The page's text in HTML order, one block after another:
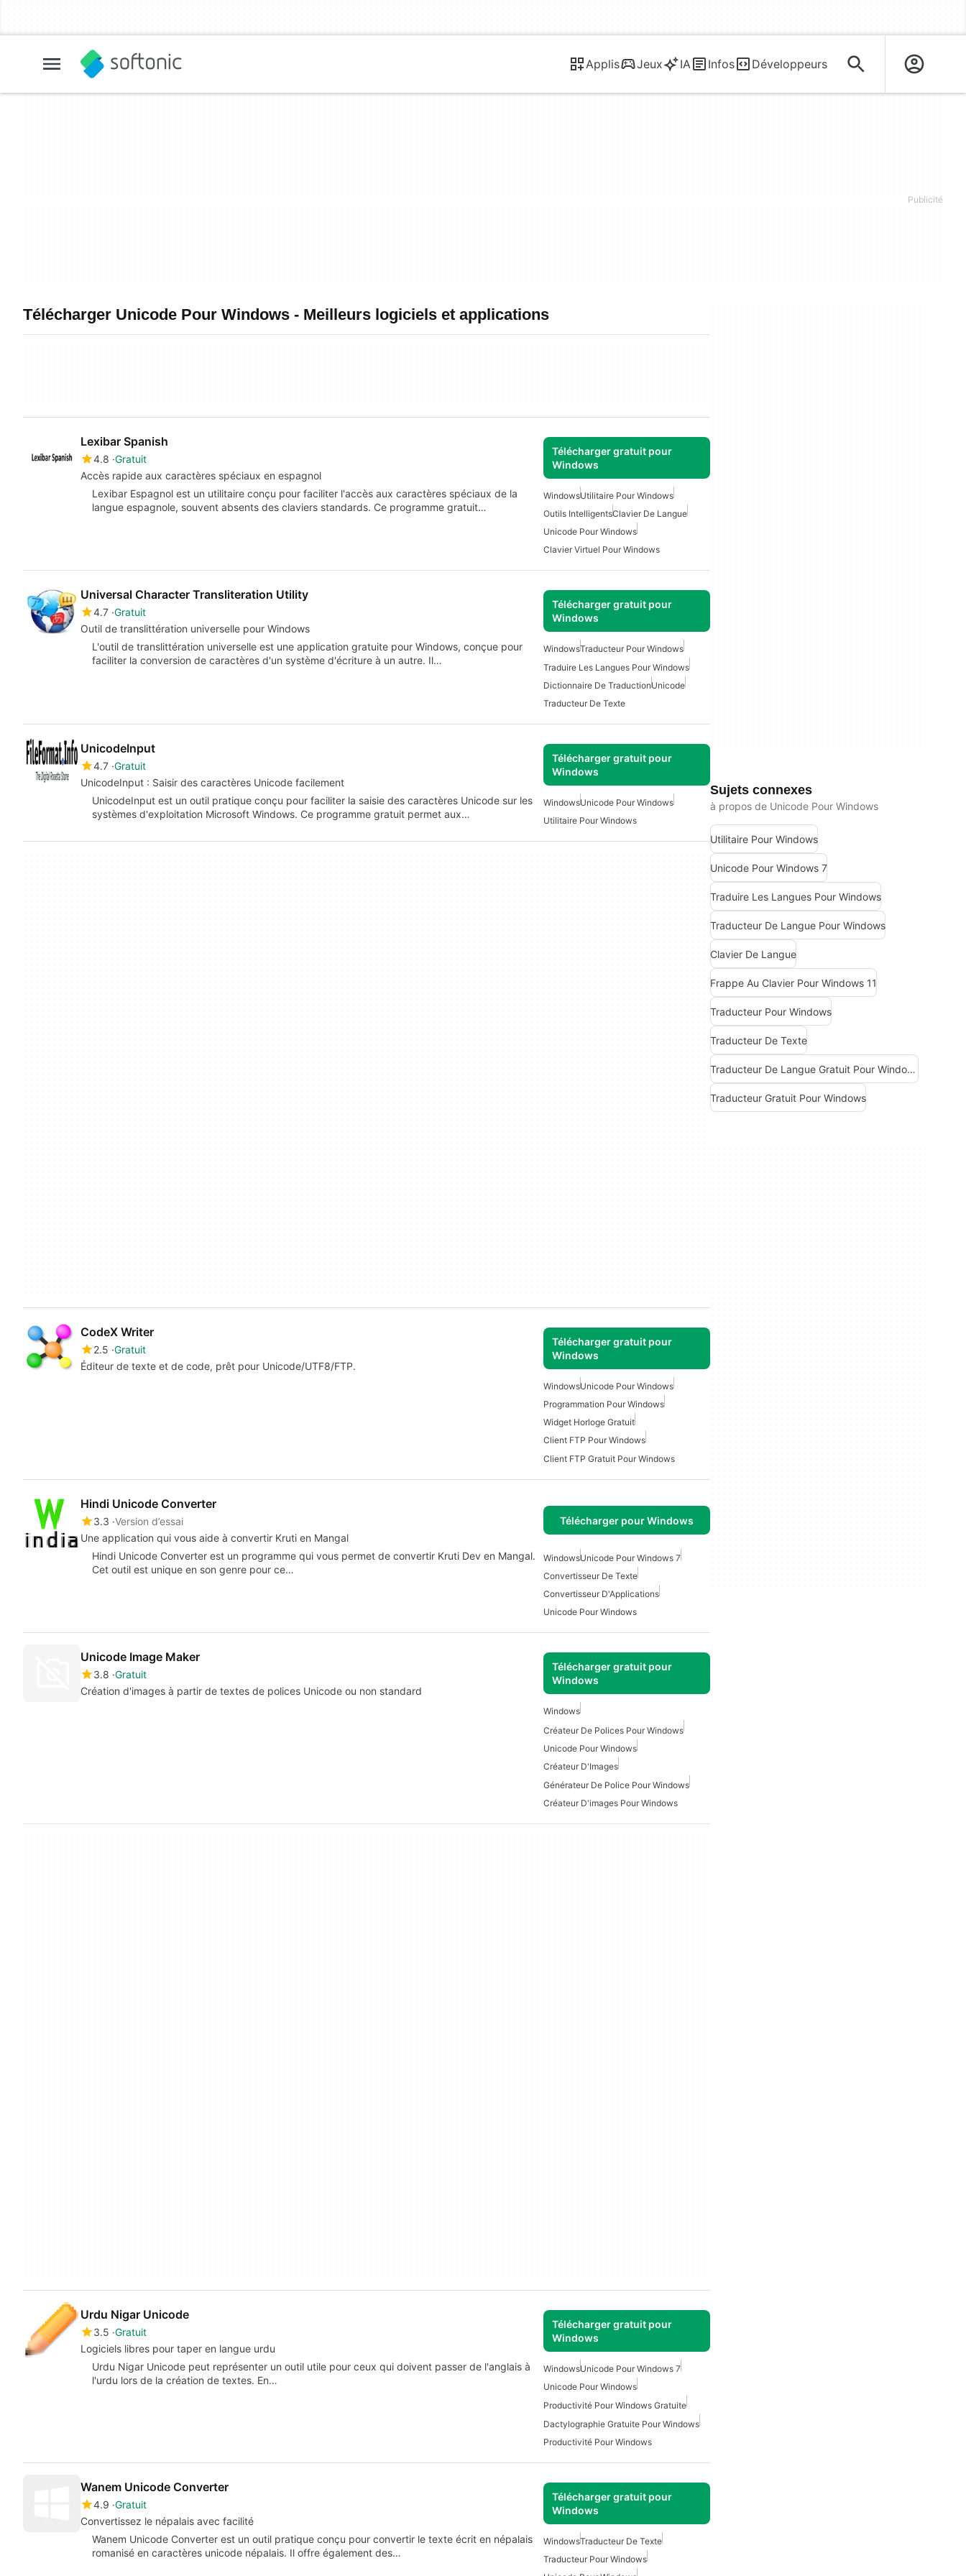
Applis Jeux IA Infos Développeurs
Télécharger Unicode Pour Windows - Meilleurs logiciels et applications
Lexibar Spanish
4.8 Gratuit
Accès rapide aux caractères spéciaux en espagnol
Télécharger gratuit pour
Windows
Lexibar Espagnol est un utilitaire conçu pour faciliter l'accès aux caractères spéciaux de la
langue espagnole, souvent absents des claviers standards. Ce programme gratuit…
WindowsUtilitaire Pour Windows
Outils IntelligentsClavier De Langue
Unicode Pour Windows
Clavier Virtuel Pour Windows
Universal Character Transliteration Utility
4.7 Gratuit
Outil de translittération universelle pour Windows
Télécharger gratuit pour
Windows
L'outil de translittération universelle est une application gratuite pour Windows, conçue pour
faciliter la conversion de caractères d'un système d'écriture à un autre. Il…
WindowsTraducteur Pour Windows
Traduire Les Langues Pour Windows
Dictionnaire De TraductionUnicode
Traducteur De Texte
UnicodeInput
4.7 Gratuit
UnicodeInput : Saisir des caractères Unicode facilement
Télécharger gratuit pour
Windows
UnicodeInput est un outil pratique conçu pour faciliter la saisie des caractères Unicode sur les
systèmes d'exploitation Microsoft Windows. Ce programme gratuit permet aux…
WindowsUnicode Pour Windows
Utilitaire Pour Windows
CodeX Writer
2.5 Gratuit
Éditeur de texte et de code, prêt pour Unicode/UTF8/FTP.
Télécharger gratuit pour
Windows
WindowsUnicode Pour Windows
Programmation Pour Windows
Widget Horloge Gratuit
Client FTP Pour Windows
Client FTP Gratuit Pour Windows
Hindi Unicode Converter
3.3 Version d’essai
Une application qui vous aide à convertir Kruti en Mangal
Télécharger pour Windows
Hindi Unicode Converter est un programme qui vous permet de convertir Kruti Dev en Mangal.
Cet outil est unique en son genre pour ce…
WindowsUnicode Pour Windows 7
Convertisseur De Texte
Convertisseur D'Applications
Unicode Pour Windows
Unicode Image Maker
3.8 Gratuit
Création d'images à partir de textes de polices Unicode ou non standard
Télécharger gratuit pour
Windows
Windows
Créateur De Polices Pour Windows
Unicode Pour Windows
Créateur D'Images
Générateur De Police Pour Windows
Créateur D'images Pour Windows
Urdu Nigar Unicode
3.5 Gratuit
Logiciels libres pour taper en langue urdu
Télécharger gratuit pour
Windows
Urdu Nigar Unicode peut représenter un outil utile pour ceux qui doivent passer de l'anglais à
l'urdu lors de la création de textes. En…
WindowsUnicode Pour Windows 7
Unicode Pour Windows
Productivité Pour Windows Gratuite
Dactylographie Gratuite Pour Windows
Productivité Pour Windows
Wanem Unicode Converter
4.9 Gratuit
Convertissez le népalais avec facilité
Télécharger gratuit pour
Windows
Wanem Unicode Converter est un outil pratique conçu pour convertir le texte écrit en népalais
romanisé en caractères unicode népalais. Il offre également des…
WindowsTraducteur De Texte
Traducteur Pour Windows
Sujets connexes
à propos de Unicode Pour Windows
Utilitaire Pour Windows
Unicode Pour Windows 7
Traduire Les Langues Pour Windows
Traducteur De Langue Pour Windows
Clavier De Langue
Frappe Au Clavier Pour Windows 11
Traducteur Pour Windows
Traducteur De Texte
Traducteur De Langue Gratuit Pour Windows
Traducteur Gratuit Pour Windows